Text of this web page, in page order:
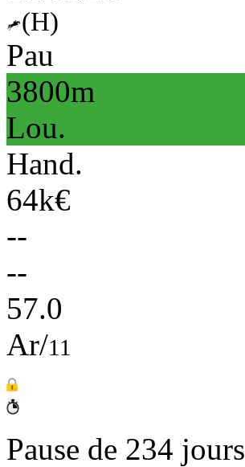
(H)
Pau
3800m
Lou.
Hand.
64k€
--
--
57.0
Ar/11
Pause de 234 jours